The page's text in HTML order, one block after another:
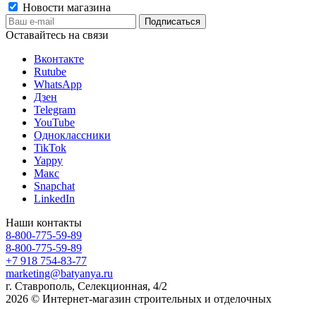
Новости магазина
Оставайтесь на связи
Вконтакте
Rutube
WhatsApp
Дзен
Telegram
YouTube
Одноклассники
TikTok
Yappy
Макс
Snapchat
LinkedIn
Наши контакты
8-800-775-59-89
8-800-775-59-89
+7 918 754-83-77
marketing@batyanya.ru
г. Ставрополь, Селекционная, 4/2
2026 © Интернет-магазин строительных и отделочных